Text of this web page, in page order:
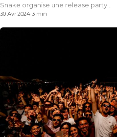
Snake organise une release party…
30 Avr 2024·3 min